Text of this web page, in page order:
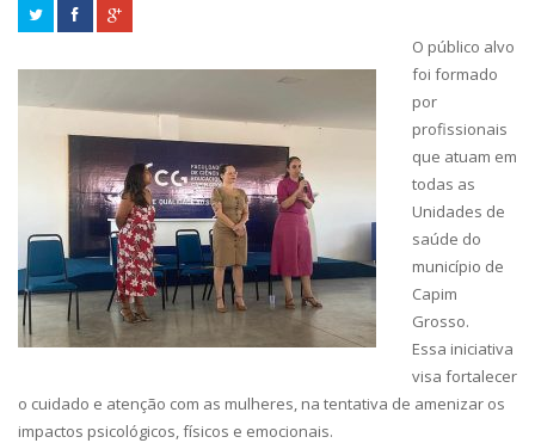
O público alvo
foi formado
por
profissionais
que atuam em
todas as
Unidades de
saúde do
município de
Capim
Grosso.
Essa iniciativa
visa fortalecer
o cuidado e atenção com as mulheres, na tentativa de amenizar os
impactos psicológicos, físicos e emocionais.